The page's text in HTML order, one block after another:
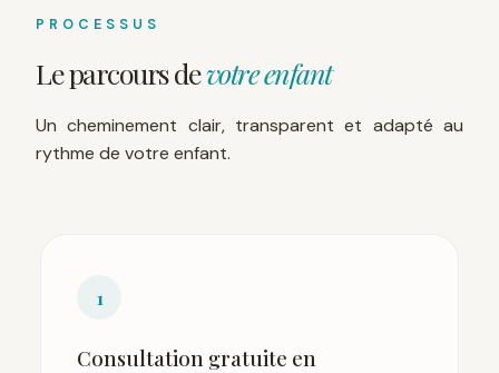
PROCESSUS
Le parcours devotre enfant
Un cheminement clair, transparent et adapté au
rythme de votre enfant.
1
Consultation gratuite en